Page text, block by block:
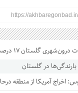
https://
گلستان ۱۷ درصد کاهش یافت
اخراج آمریکا از منطقه